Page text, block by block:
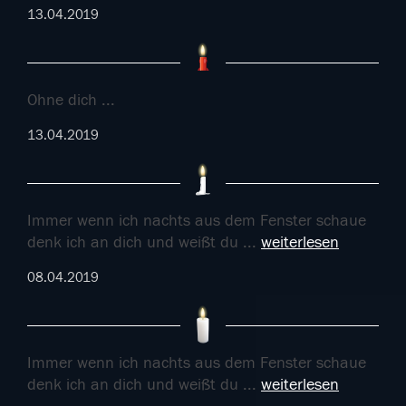
13.04.2019
Ohne dich ...
13.04.2019
Immer wenn ich nachts aus dem Fenster schaue
denk ich an dich und weißt du ... weiterlesen
08.04.2019
Immer wenn ich nachts aus dem Fenster schaue
denk ich an dich und weißt du ... weiterlesen